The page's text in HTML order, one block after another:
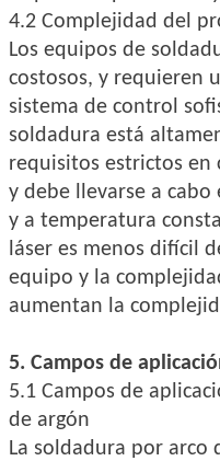
4.2 Complejidad del
Los equipos de
costosos, y requieren
sistema de control
soldadura está
requisitos estrictos
y debe llevarse a
y a temperatura
láser es menos difícil
equipo y la
aumentan la
5. Campos de
5.1 Campos de
de argón
La soldadura por arco